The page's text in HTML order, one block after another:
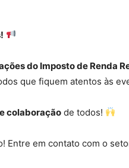
do Imposto de Renda
que fiquem atentos às
colaboração de todos!
Entre em contato com o